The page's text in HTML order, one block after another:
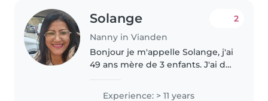
Solange
Nanny in Vianden
2
Bonjour je m'appelle Solange, j'ai
49 ans mère de 3 enfants. J'ai de
depuis beaucoup d'années. Je
Experience: > 11 years